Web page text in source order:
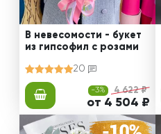
В невесомости - букет
из гипсофил с розами
20
-3% 4 622 ₽
от 4 504 ₽